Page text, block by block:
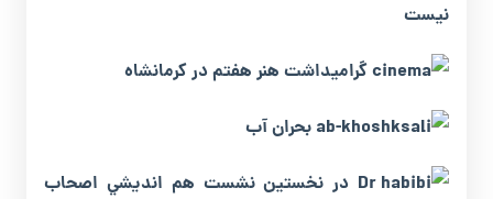
‌نيست
گراميداشت ‌هنر هفتم‌ در ‌کرمانشاه
بحران ‌آب
در نخستين نشست هم انديشي اصحاب